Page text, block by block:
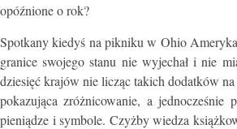
opóźnione o rok?
Spotkany kiedyś na pikniku w Ohio
granice swojego stanu nie wyjechał i nie
dziesięć krajów nie licząc takich dodatków
pokazująca zróżnicowanie, a
pieniądze i symbole. Czyżby wiedza